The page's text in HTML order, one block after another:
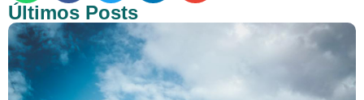
Últimos Posts